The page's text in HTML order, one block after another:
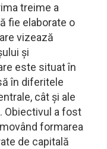
treime a
fie elaborate o
vizează
şi
este situat în
în diferitele
cât și ale
Obiectivul a fost
formarea
de capitală